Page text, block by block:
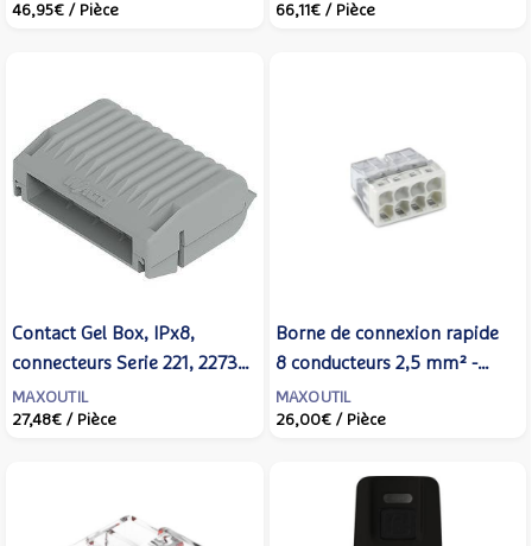
46,95€ / Pièce
66,11€ / Pièce
Contact Gel Box, IPx8,
connecteurs Serie 221, 2273,
4mm² max. - taille 2 - WAGO
- Bte 4 - 207-1332
MAXOUTIL
27,48€ / Pièce
Borne de connexion rapide
8 conducteurs 2,5 mm² -
WAGO - 2273-208
MAXOUTIL
26,00€ / Pièce